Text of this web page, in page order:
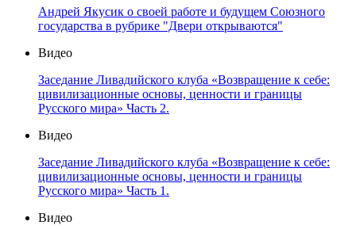
Андрей Якусик о своей работе и будущем Союзного
государства в рубрике "Двери открываются"
Видео
Заседание Ливадийского клуба «Возвращение к себе:
цивилизационные основы, ценности и границы
Русского мира» Часть 2.
Видео
Заседание Ливадийского клуба «Возвращение к себе:
цивилизационные основы, ценности и границы
Русского мира» Часть 1.
Видео